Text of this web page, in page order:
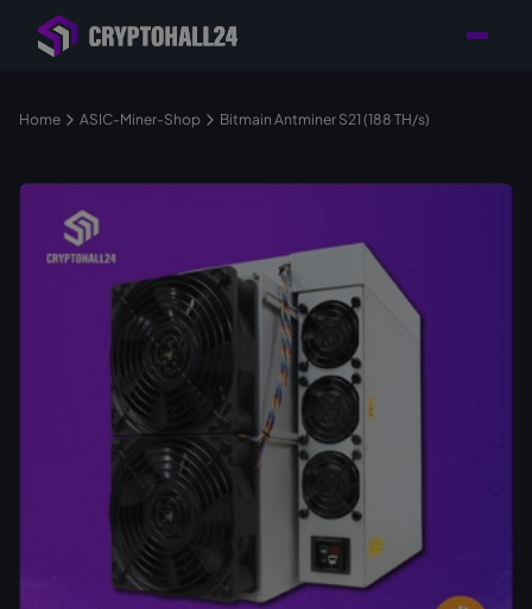
Händler mit Standort
in Deutschland
Ihr Mining-Projekt
Ansprechpartner
Home ASIC-Miner-Shop Bitmain Antminer S21 (188 TH/s)